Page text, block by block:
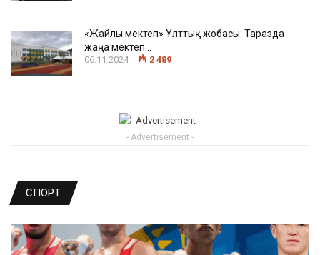
«Жайлы мектеп» Ұлттық жобасы: Таразда
жаңа мектеп…
06.11.2024 2 489
- Advertisement -
СПОРТ